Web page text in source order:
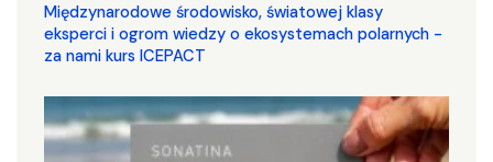
Międzynarodowe środowisko, światowej klasy
eksperci i ogrom wiedzy o ekosystemach polarnych -
za nami kurs ICEPACT